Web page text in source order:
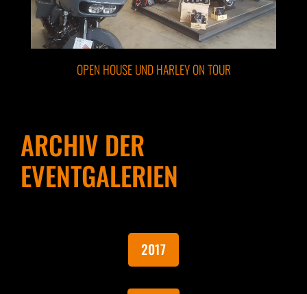
OPEN HOUSE UND HARLEY ON TOUR
ARCHIV DER
EVENTGALERIEN
2017